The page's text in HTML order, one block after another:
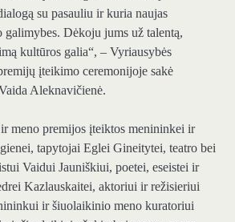
su pasauliu ir kuria naujas
galimybes. Dėkoju jums už talentą,
kultūros galia“, – Vyriausybės
įteikimo ceremonijoje sakė
Aleknavičienė.
meno premijos įteiktos menininkei ir
tapytojai Eglei Gineitytei, teatro bei
Vaidui Jauniškiui, poetei, eseistei ir
Kazlauskaitei, aktoriui ir režisieriui
ir šiuolaikinio meno kuratoriui